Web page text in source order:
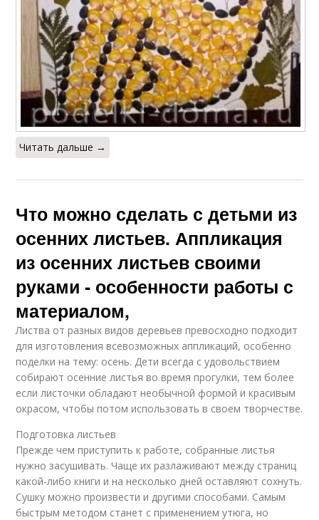
Читать дальше →
Что можно сделать с детьми из
осенних листьев. Аппликация
из осенних листьев своими
руками - особенности работы с
материалом,
Листва от разных видов деревьев превосходно подходит
для изготовления всевозможных аппликаций, особенно
поделки на тему: осень. Дети всегда с удовольствием
собирают осенние листья во время прогулки, тем более
если листочки обладают необычной формой и красивым
окрасом, чтобы потом использовать в своем творчестве.
Подготовка листьев
Прежде чем приступить к работе, собранные листья
нужно засушивать. Чаще их разлаживают между страниц
какой-либо книги и на несколько дней оставляют сохнуть.
Сушку можно произвести и другими способами. Самым
быстрым методом станет с применением утюга, но